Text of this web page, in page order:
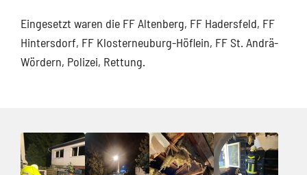
Eingesetzt waren die FF Altenberg, FF Hadersfeld, FF
Hintersdorf, FF Klosterneuburg-Höflein, FF St. Andrä-
Wördern, Polizei, Rettung.